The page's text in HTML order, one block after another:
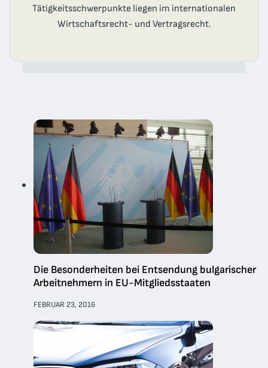
Tätigkeitsschwerpunkte liegen im internationalen
Wirtschaftsrecht- und Vertragsrecht.
Die Besonderheiten bei Entsendung bulgarischer
Arbeitnehmern in EU-Mitgliedsstaaten
FEBRUAR 23, 2016